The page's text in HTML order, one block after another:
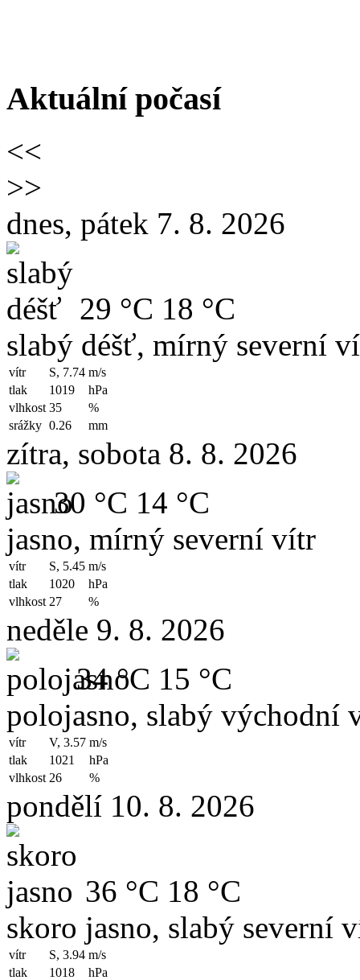
Aktuální počasí
<<
>>
dnes, pátek 7. 8. 2026
29 °C 18 °C
slabý déšť, mírný severní
vítr S, 7.74 m/s
tlak
1019
hPa
vlhkost 35
%
srážky 0.26 mm
zítra, sobota 8. 8. 2026
30 °C 14 °C
jasno, mírný severní vítr
vítr S, 5.45 m/s
tlak
1020
hPa
vlhkost 27 %
neděle 9. 8. 2026
34 °C 15 °C
polojasno, slabý východní
vítr V, 3.57 m/s
tlak
1021
hPa
vlhkost 26 %
pondělí 10. 8. 2026
36 °C 18 °C
skoro jasno, slabý severní
vítr S, 3.94 m/s
tlak
1018
hPa